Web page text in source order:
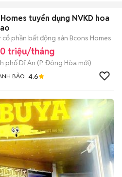
tuyển dụng NVKD hoa
phần bất động sản Bcons Homes
triệu/tháng
phố Dĩ An (P. Đông Hòa mới)
BẢO 4.6